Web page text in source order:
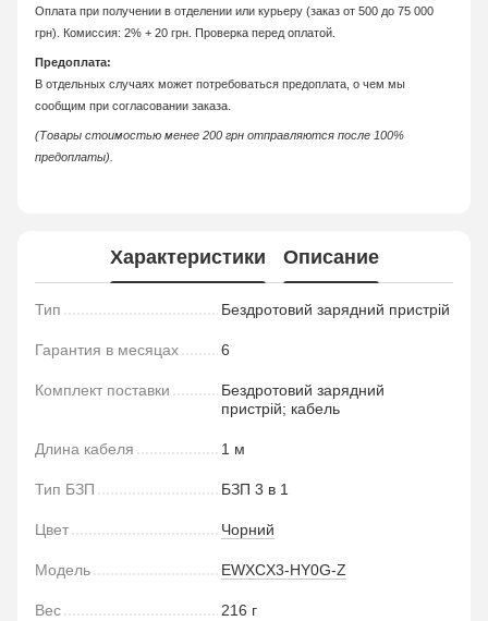
Оплата при получении в отделении или курьеру (заказ от 500 до 75 000
грн). Комиссия: 2% + 20 грн. Проверка перед оплатой.
Предоплата:
В отдельных случаях может потребоваться предоплата, о чем мы
сообщим при согласовании заказа.
(Товары стоимостью менее 200 грн отправляются после 100%
предоплаты).
Характеристики Описание
Тип Бездротовий зарядний пристрій
Гарантия в месяцах 6
Комплект поставки
Бездротовий зарядний
пристрій; кабель
Длина кабеля 1 м
Тип БЗП БЗП 3 в 1
Цвет Чорний
Модель EWXCX3-HY0G-Z
Вес 216 г